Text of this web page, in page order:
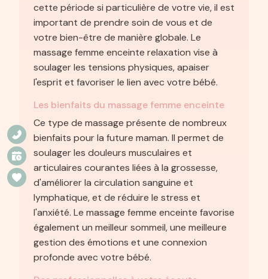
cette période si particulière de votre vie, il est
important de prendre soin de vous et de
votre bien-être de manière globale. Le
massage femme enceinte relaxation vise à
soulager les tensions physiques, apaiser
l'esprit et favoriser le lien avec votre bébé.
Les bienfaits du massage femme enceinte
Ce type de massage présente de nombreux
bienfaits pour la future maman. Il permet de
soulager les douleurs musculaires et
articulaires courantes liées à la grossesse,
d'améliorer la circulation sanguine et
lymphatique, et de réduire le stress et
l'anxiété. Le massage femme enceinte favorise
également un meilleur sommeil, une meilleure
gestion des émotions et une connexion
profonde avec votre bébé.